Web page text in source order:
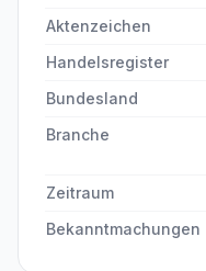
Aktenzeichen
Handelsregister
Bundesland
Branche
Zeitraum
Bekanntmachungen